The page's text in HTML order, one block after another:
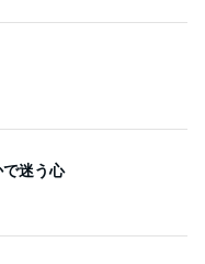
冷やし中華